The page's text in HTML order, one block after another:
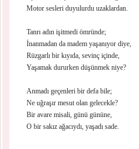
Motor sesleri duyulurdu uzaklardan.
Tanrı adın işitmedi ömründe;
İnanmadan da madem yaşanıyor diye,
Rüzgarlı bir kıyıda, sevinç içinde,
Yaşamak dururken düşünmek niye?
Anmadı geçenleri bir defa bile;
Ne uğraşır mesut olan gelecekle?
Bir avare misali, günü gününe,
O bir sakız ağacıydı, yaşadı sade.